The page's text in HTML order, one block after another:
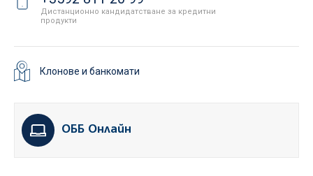
Дистанционно кандидатстване за кредитни
продукти
Клонове и банкомати
ОББ Онлайн